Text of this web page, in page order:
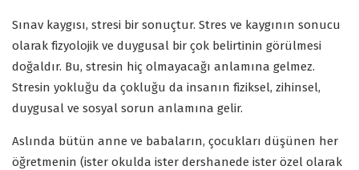
Sınav kaygısı, stresi bir sonuçtur. Stres ve kaygının sonucu
olarak fizyolojik ve duygusal bir çok belirtinin görülmesi
doğaldır. Bu, stresin hiç olmayacağı anlamına gelmez.
Stresin yokluğu da çokluğu da insanın fiziksel, zihinsel,
duygusal ve sosyal sorun anlamına gelir.
Aslında bütün anne ve babaların, çocukları düşünen her
öğretmenin (ister okulda ister dershanede ister özel olarak